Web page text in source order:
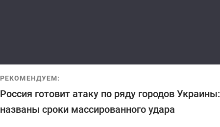
РЕКОМЕНДУЕМ:
Россия готовит атаку по ряду городов Украины:
названы сроки массированного удара